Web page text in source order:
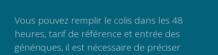
Vous pouvez remplir le colis dans les 48
heures, tarif de référence et entrée des
génériques, il est nécessaire de préciser